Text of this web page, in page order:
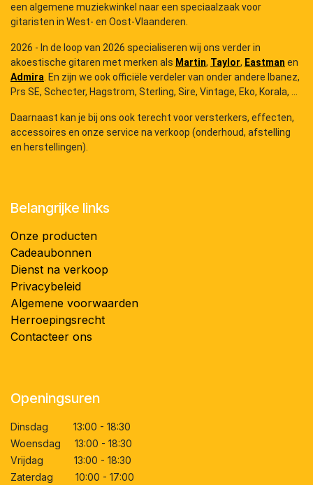
een algemene muziekwinkel naar een speciaalzaak voor
gitaristen in West- en Oost-Vlaanderen.
2026 - In de loop van 2026 specialiseren wij ons verder in
akoestische gitaren met merken als Martin, Taylor, Eastman en
Admira . En zijn we ook officiële verdeler van onder andere Ibanez,
Prs SE, Schecter, Hagstrom, Sterling, Sire, Vintage, Eko, Korala, ...
Daarnaast kan je bij ons ook terecht voor versterkers, effecten,
accessoires en onze service na verkoop (onderhoud, afstelling
en herstellingen).
Belangrijke links
Onze producten
Cadeaubonnen
Dienst na verkoop
Privacybeleid
Algemene voorwaarden
Herroepingsrecht
Contacteer ons
Openingsuren
Dinsdag 13:00 - 18:30
Woensdag 13:00 - 18:30
Vrijdag 13:00 - 18:30
Zaterdag 10:00 - 17:00